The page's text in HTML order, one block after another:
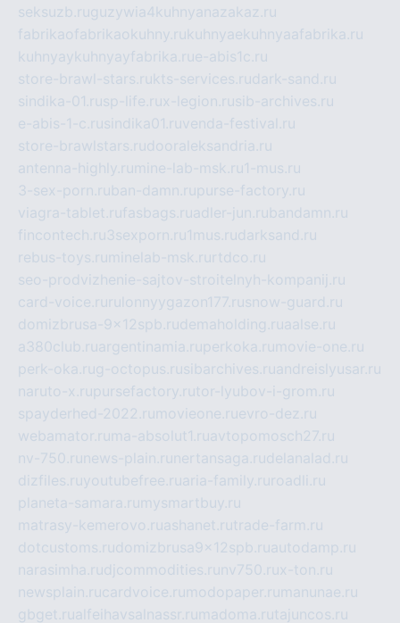
seksuzb.ruguzywia4kuhnyanazakaz.ru
fabrikaofabrikaokuhny.rukuhnyaekuhnyaafabrika.ru
kuhnyaykuhnyayfabrika.rue-abis1c.ru
store-brawl-stars.rukts-services.rudark-sand.ru
sindika-01.rusp-life.rux-legion.rusib-archives.ru
e-abis-1-c.rusindika01.ruvenda-festival.ru
store-brawlstars.rudooraleksandria.ru
antenna-highly.ru mine-lab-msk.ru1-mus.ru
3-sex-porn.ruban-damn.rupurse-factory.ru
viagra-tablet.rufasbags.ruadler-jun.rubandamn.ru
fincontech.ru3sexporn.ru1mus.rudarksand.ru
rebus-toys.ru minelab-msk.ru rtdco.ru
seo-prodvizhenie-sajtov-stroitelnyh-kompanij.ru
card-voice.ru rulonnyygazon177.rusnow-guard.ru
domizbrusa-9x12spb.rudemaholding.ruaalse.ru
a380club.ruargentinamia.ruperkoka.ru movie-one.ru
perk-oka.rug-octopus.rusibarchives.ruandreislyusar.ru
naruto-x.rupursefactory.rutor-lyubov-i-grom.ru
spayderhed-2022.ru movieone.ruevro-dez.ru
webamator.ru ma-absolut1.ruavtopomosch27.ru
nv-750.ru news-plain.ru nertansaga.rudelanalad.ru
dizfiles.ruyoutubefree.ruaria-family.ru roadli.ru
planeta-samara.ru mysmartbuy.ru
matrasy-kemerovo.ruashanet.rutrade-farm.ru
dotcustoms.rudomizbrusa9x12spb.ruautodamp.ru
narasimha.rudjcommodities.ru nv750.rux-ton.ru
newsplain.rucardvoice.ru modopaper.ru manunae.ru
gbget.rualfeihavsalnassr.ru madoma.rutajuncos.ru